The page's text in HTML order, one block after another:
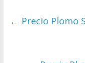
← Precio Plomo